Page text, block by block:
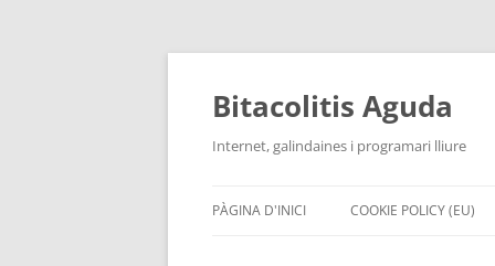
Vés
contingut
Bitacolitis Aguda
Internet, galindaines i programari lliure
PÀGINA D'INICI COOKIE POLICY (EU)